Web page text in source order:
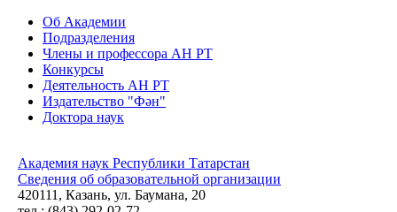
Об Академии
Подразделения
Члены и профессора АН РТ
Конкурсы
Деятельность АН РТ
Издательство "Фән"
Доктора наук
Академия наук Республики Татарстан
Сведения об образовательной организации
420111, Казань, ул. Баумана, 20